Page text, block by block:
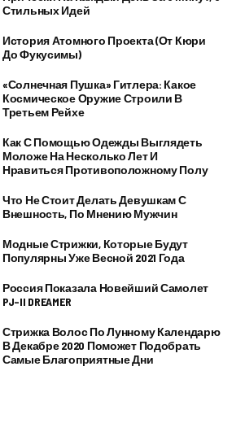
Стильных Идей
История Атомного Проекта (от Кюри
До Фукусимы)
«Солнечная Пушка» Гитлера: Какое
Космическое Оружие Строили В
Третьем Рейхе
Как С Помощью Одежды Выглядеть
Моложе На Несколько Лет И
Нравиться Противоположному Полу
Что Не Стоит Делать Девушкам С
Внешность, По Мнению Мужчин
Модные Стрижки, Которые Будут
Популярны Уже Весной 2021 Года
Россия Показала Новейший Самолет
PJ–II DREAMER
Стрижка Волос По Лунному Календарю
В Декабре 2020 Поможет Подобрать
Самые Благоприятные Дни